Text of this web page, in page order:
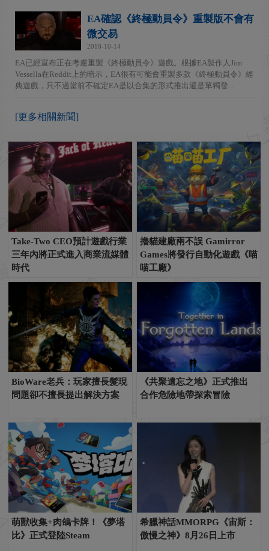
EA確認《終極動員令》重製版不會有
微交易
2018-10-14
EA已經宣布正在考慮重製《終極動員令》遊戲。根據EA製作人Jim
Vessella在Reddit上的暗示，EA很有可能會重製多款《終極動員令》經
典遊戲，只不過當前不確定EA是以合集的形式推出還是單獨發...
[更多相關新聞]
Take-Two CEO預計遊戲行業
三年內將正式進入商業流媒體
時代
擼貓建廠兩不誤 Gamirror
Games將發行自動化遊戲《喵
喵工廠》
BioWare老兵：玩家擅長髮現
問題卻不擅長提出解決方案
《共聚遺忘之地》正式推出
合作危險地帶探索冒險
萌獸收集+肉鴿卡牌！《夢塔
比》正式登陸Steam
希臘神話MMORPG《宙斯：
傲慢之神》8月26日上市